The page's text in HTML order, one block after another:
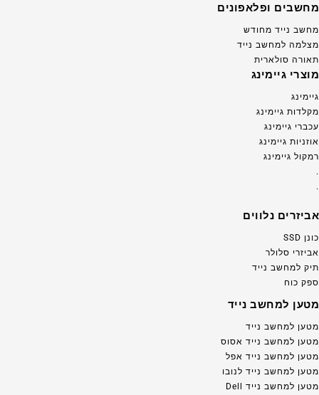
מחשבים ופלאפונים
מחשב נייד מחודש
מצלמה למחשב נייד
תאורה סולארית
מוצרי גיימינג
גיימינג
מקלדות גיימינג
עכברי גיימינג
אוזניות גיימינג
רמקול גיימינג
.
.
אביזרים נלווים
כונן SSD
אביזרי סלולר
תיק למחשב נייד
ספק כוח
מטען למחשב נייד
מטען למחשב נייד
מטען למחשב נייד אסוס
מטען למחשב נייד אפל
מטען למחשב נייד לנובו
מטען למחשב נייד Dell